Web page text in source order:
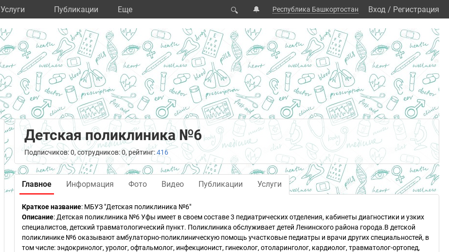
Услуги Публикации Eще 🔍 🔔 Республика Башкортостан Вход / Регистрация
Детская поликлиника №6
Подписчиков: 0, сотрудников: 0, рейтинг:416
Главное Информация Фото Видео Публикации Услуги
Краткое название: МБУЗ "Детская поликлиника №6"
Описание: Детская поликлиника №6 Уфы имеет в своем составе 3 педиатрических отделения, кабинеты диагностики и узких
специалистов, детский травматологический пункт. Поликлиника обслуживает детей Ленинского района города.В детской
поликлинике №6 оказывают амбулаторно-поликлиническую помощь участковые педиатры и врачи других специальностей, в
том числе: эндокринолог, уролог, офтальмолог, инфекционист, гинеколог, отоларинголог, кардиолог, травматолог-ортопед,